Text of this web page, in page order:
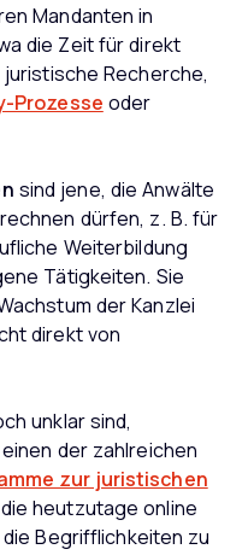
Mandanten in
die Zeit für direkt
Recherche,
Prozesse oder
sind jene, die Anwälte
dürfen, z. B. für
Weiterbildung
Tätigkeiten. Sie
der Kanzlei
direkt von
unklar sind,
der zahlreichen
zur juristischen
heutzutage online
Begrifflichkeiten zu